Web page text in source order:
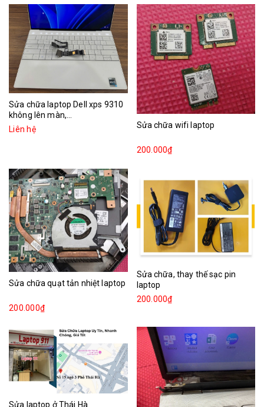
Sửa chữa laptop Dell xps 9310
không lên màn,...
Liên hệ
Sửa chữa wifi laptop
200.000₫
Sửa chữa quạt tản nhiệt laptop
200.000₫
Sửa chữa, thay thế sạc pin
laptop
200.000₫
Sửa laptop ở Thái Hà